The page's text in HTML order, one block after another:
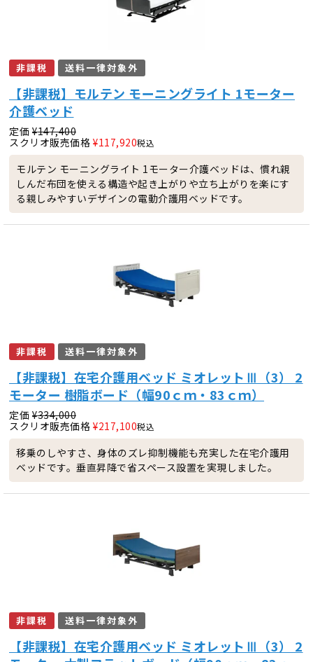
非課税 送料一律対象外
【非課税】モルテン モーニングライト 1モーター
介護ベッド
定価 ¥147,400
スクリオ販売価格 ¥117,920税込
モルテン モーニングライト 1モーター介護ベッドは、慣れ親
しんだ布団を使える構造や起き上がりや立ち上がりを楽にす
る親しみやすいデザインの電動介護用ベッドです。
非課税 送料一律対象外
【非課税】在宅介護用ベッド ミオレットⅢ（3） 2
モーター 樹脂ボード（幅90ｃｍ・83ｃｍ）
定価 ¥334,000
スクリオ販売価格 ¥217,100税込
移乗のしやすさ、身体のズレ抑制機能も充実した在宅介護用
ベッドです。垂直昇降で省スペース設置を実現しました。
非課税 送料一律対象外
【非課税】在宅介護用ベッド ミオレットⅢ（3） 2